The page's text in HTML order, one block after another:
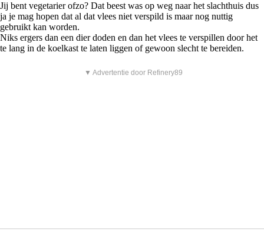
Jij bent vegetarier ofzo? Dat beest was op weg naar het slachthuis dus
ja je mag hopen dat al dat vlees niet verspild is maar nog nuttig
gebruikt kan worden.
Niks ergers dan een dier doden en dan het vlees te verspillen door het
te lang in de koelkast te laten liggen of gewoon slecht te bereiden.
▼ Advertentie door Refinery89